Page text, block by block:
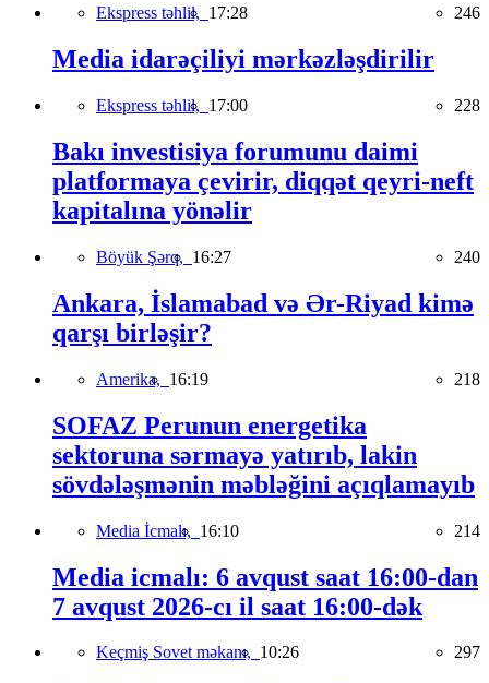
Ekspress təhlil, 17:28 246
Media idarəçiliyi mərkəzləşdirilir
Ekspress təhlil, 17:00 228
Bakı investisiya forumunu daimi
platformaya çevirir, diqqət qeyri-neft
kapitalına yönəlir
Böyük Şərq, 16:27 240
Ankara, İslamabad və Ər-Riyad kimə
qarşı birləşir?
Amerika, 16:19 218
SOFAZ Perunun energetika
sektoruna sərmayə yatırıb, lakin
sövdələşmənin məbləğini açıqlamayıb
Media İcmalı, 16:10 214
Media icmalı: 6 avqust saat 16:00-dan
7 avqust 2026-cı il saat 16:00-dək
Keçmiş Sovet məkanı, 10:26 297